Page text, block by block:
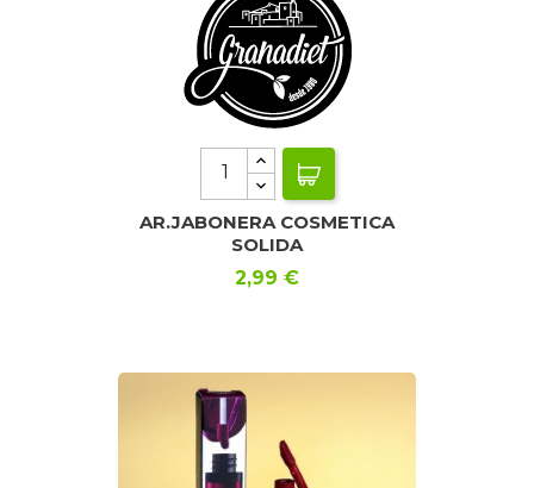
AR.JABONERA COSMETICA
SOLIDA
Precio
2,99 €